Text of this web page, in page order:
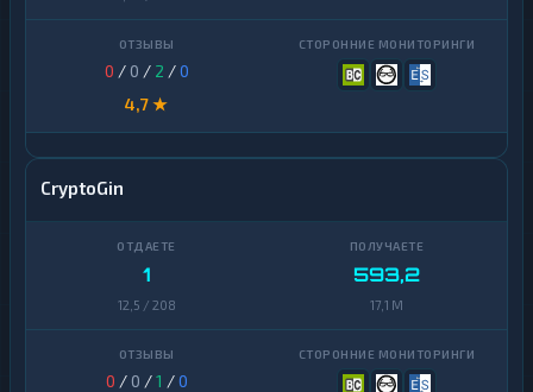
0 / 0 / 2 /0
4,7 ★
CryptoGin
1
12,5 / 208
593,2
17,1 M
0 / 0 /1 /0